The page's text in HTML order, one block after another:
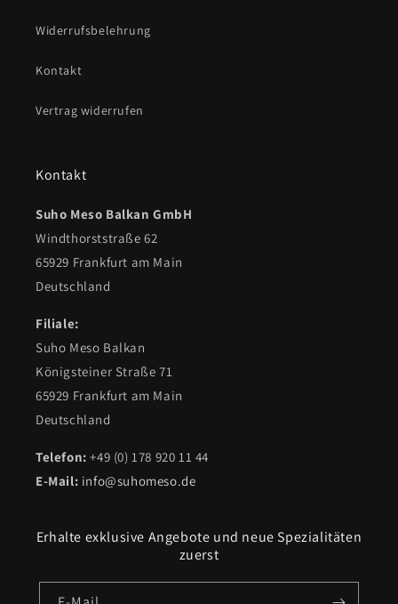
Widerrufsbelehrung
Kontakt
Vertrag widerrufen
Kontakt
Suho Meso Balkan GmbH
Windthorststraße 62
65929 Frankfurt am Main
Deutschland
Filiale:
Suho Meso Balkan
Königsteiner Straße 71
65929 Frankfurt am Main
Deutschland
Telefon: +49 (0) 178 920 11 44
E-Mail: info@suhomeso.de
Erhalte exklusive Angebote und neue Spezialitäten
zuerst